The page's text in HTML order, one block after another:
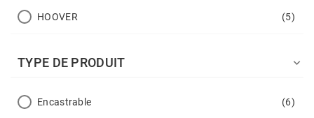
HOOVER (5)
ROSIERES (1)
TYPE DE PRODUIT 
Encastrable (6)